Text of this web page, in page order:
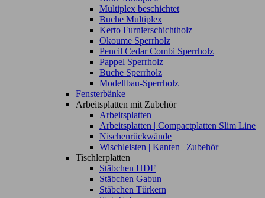
Multiplex beschichtet
Buche Multiplex
Kerto Furnierschichtholz
Okoume Sperrholz
Pencil Cedar Combi Sperrholz
Pappel Sperrholz
Buche Sperrholz
Modellbau-Sperrholz
Fensterbänke
Arbeitsplatten mit Zubehör
Arbeitsplatten
Arbeitsplatten | Compactplatten Slim Line
Nischenrückwände
Wischleisten | Kanten | Zubehör
Tischlerplatten
Stäbchen HDF
Stäbchen Gabun
Stäbchen Türkern